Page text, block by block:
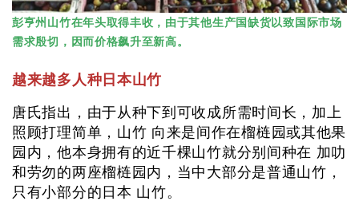
彭亨州山竹在年头取得丰收，由于其他生产国缺货以致国际市场
需求殷切，因而价格飙升至新高。
越来越多人种日本山竹
唐氏指出，由于从种下到可收成所需时间长，加上
照顾打理简单，山竹 向来是间作在榴梿园或其他果
园内，他本身拥有的近千棵山竹就分别间种在 加叻
和劳勿的两座榴梿园内，当中大部分是普通山竹，
只有小部分的日本 山竹。